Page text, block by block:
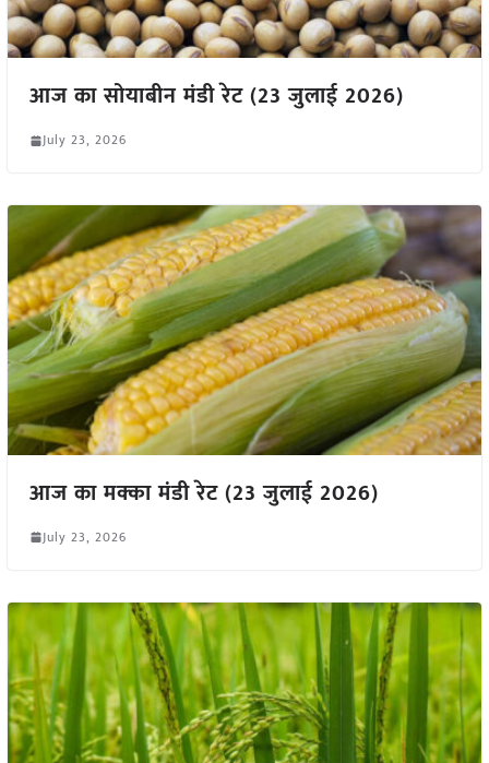
आज का सोयाबीन मंडी रेट (23 जुलाई 2026)
July 23, 2026
आज का मक्का मंडी रेट (23 जुलाई 2026)
July 23, 2026